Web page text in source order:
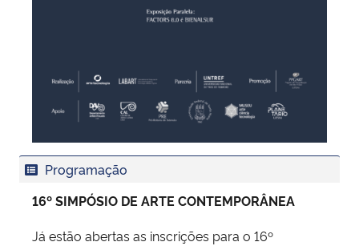
Programação
16º SIMPÓSIO DE ARTE CONTEMPORÂNEA
Já estão abertas as inscrições para o 16º